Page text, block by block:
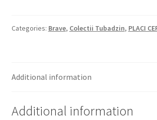
Plată
Categories: Brave, Colectii Tubadzin, PLACI
Additional information
Additional information